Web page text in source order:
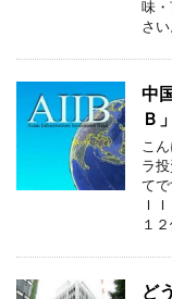
味
さ
中
Ｂ
こ
ラ
て
Ｉ
１
ど